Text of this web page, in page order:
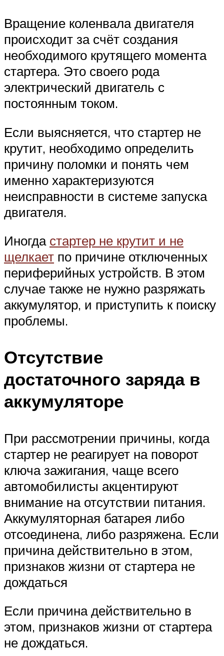
Вращение коленвала двигателя
происходит за счёт создания
необходимого крутящего момента
стартера. Это своего рода
электрический двигатель с
постоянным током.
Если выясняется, что стартер не
крутит, необходимо определить
причину поломки и понять чем
именно характеризуются
неисправности в системе запуска
двигателя.
Иногда стартер не крутит и не
щелкает по причине отключенных
периферийных устройств. В этом
случае также не нужно разряжать
аккумулятор, и приступить к поиску
проблемы.
Отсутствие
достаточного заряда в
аккумуляторе
При рассмотрении причины, когда
стартер не реагирует на поворот
ключа зажигания, чаще всего
автомобилисты акцентируют
внимание на отсутствии питания.
Аккумуляторная батарея либо
отсоединена, либо разряжена. Если
причина действительно в этом,
признаков жизни от стартера не
дождаться
Если причина действительно в
этом, признаков жизни от стартера
не дождаться.